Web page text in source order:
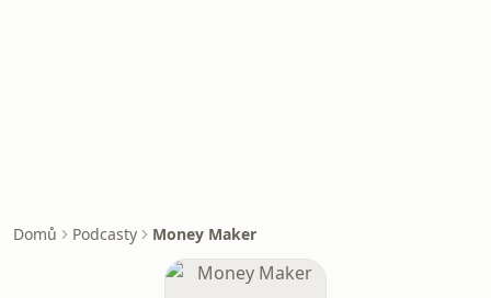
Domů Podcasty Money Maker